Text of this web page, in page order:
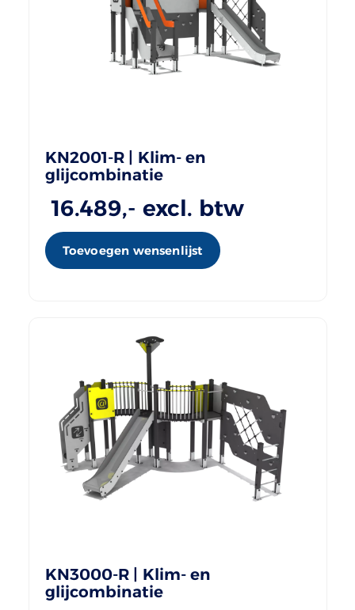
KN2001-R | Klim- en
glijcombinatie
16.489,- excl. btw
Toevoegen wensenlijst
KN3000-R | Klim- en
glijcombinatie